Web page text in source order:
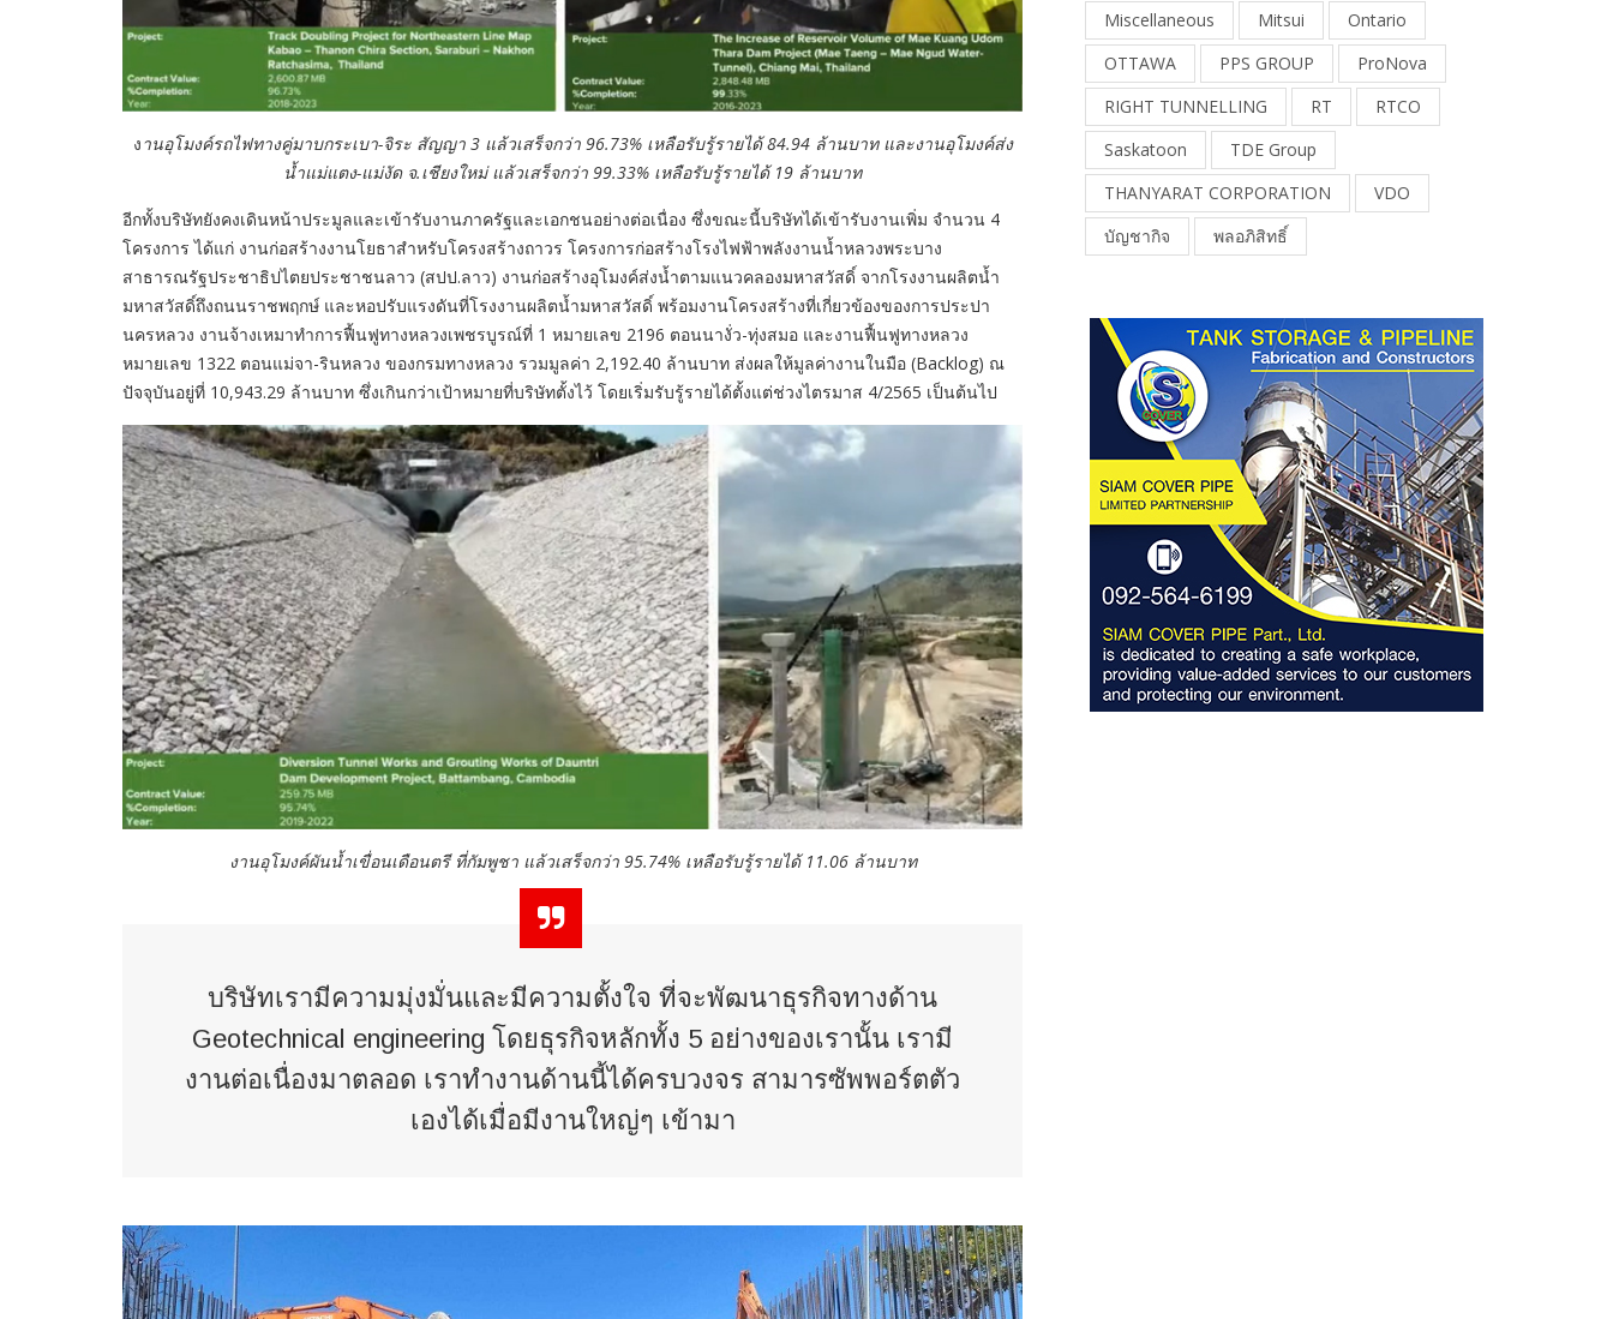
งานอุโมงค์รถไฟทางคู่มาบกระเบา-จิระ สัญญา 3 แล้วเสร็จกว่า 96.73% เหลือรับรู้รายได้ 84.94 ล้านบาท และงานอุโมงค์ส่ง
น้ำแม่แตง-แม่งัด จ.เชียงใหม่ แล้วเสร็จกว่า 99.33% เหลือรับรู้รายได้ 19 ล้านบาท
อีกทั้งบริษัทยังคงเดินหน้าประมูลและเข้ารับงานภาครัฐและเอกชนอย่างต่อเนื่อง ซึ่งขณะนี้บริษัทได้เข้ารับงานเพิ่ม จำนวน 4
โครงการ ได้แก่ งานก่อสร้างงานโยธาสำหรับโครงสร้างถาวร โครงการก่อสร้างโรงไฟฟ้าพลังงานน้ำหลวงพระบาง
สาธารณรัฐประชาธิปไตยประชาชนลาว (สปป.ลาว) งานก่อสร้างอุโมงค์ส่งน้ำตามแนวคลองมหาสวัสดิ์ จากโรงงานผลิตน้ำ
มหาสวัสดิ์ถึงถนนราชพฤกษ์ และหอปรับแรงดันที่โรงงานผลิตน้ำมหาสวัสดิ์ พร้อมงานโครงสร้างที่เกี่ยวข้องของการประปา
นครหลวง งานจ้างเหมาทำการฟื้นฟูทางหลวงเพชรบูรณ์ที่ 1 หมายเลข 2196 ตอนนางั่ว-ทุ่งสมอ และงานฟื้นฟูทางหลวง
หมายเลข 1322 ตอนแม่จา-รินหลวง ของกรมทางหลวง รวมมูลค่า 2,192.40 ล้านบาท ส่งผลให้มูลค่างานในมือ (Backlog) ณ
ปัจจุบันอยู่ที่ 10,943.29 ล้านบาท ซึ่งเกินกว่าเป้าหมายที่บริษัทตั้งไว้ โดยเริ่มรับรู้รายได้ตั้งแต่ช่วงไตรมาส 4/2565 เป็นต้นไป
งานอุโมงค์ผันน้ำเขื่อนเดือนตรี ที่กัมพูชา แล้วเสร็จกว่า 95.74% เหลือรับรู้รายได้ 11.06 ล้านบาท
บริษัทเรามีความมุ่งมั่นและมีความตั้งใจ ที่จะพัฒนาธุรกิจทางด้าน
Geotechnical engineering โดยธุรกิจหลักทั้ง 5 อย่างของเรานั้น เรามี
งานต่อเนื่องมาตลอด เราทำงานด้านนี้ได้ครบวงจร สามารซัพพอร์ตตัว
เองได้เมื่อมีงานใหญ่ๆ เข้ามา
Miscellaneous
Mitsui
Ontario
OTTAWA
PPS GROUP
ProNova
RIGHT TUNNELLING
RT
RTCO
Saskatoon
TDE Group
THANYARAT CORPORATION
VDO
บัญชากิจ
พลอภิสิทธิ์